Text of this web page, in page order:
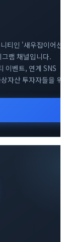
티인 '새우잡이어선'
램 채널입니다.
이벤트, 연계 SNS
자산 투자자들을 위